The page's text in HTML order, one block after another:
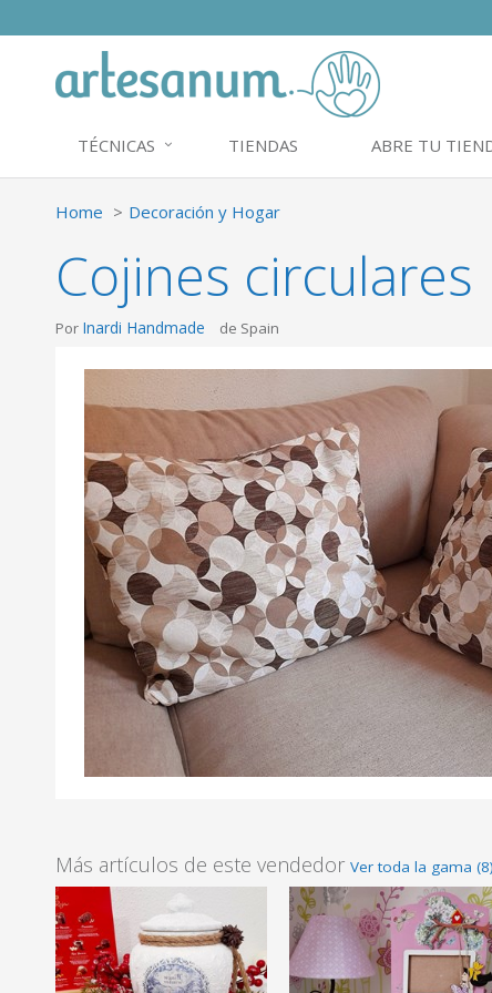
TÉCNICAS TIENDAS ABRE TU
Home Decoración y Hogar
Cojines circulares
Por Inardi Handmade de Spain
Más artículos de este vendedor Ver toda la gama (8)